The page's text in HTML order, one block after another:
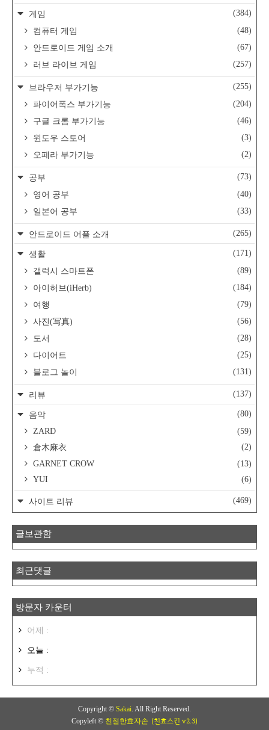
게임
(384)
컴퓨터 게임
(48)
안드로이드 게임 소개
(67)
러브 라이브 게임
(257)
브라우저 부가기능
(255)
파이어폭스 부가기능
(204)
구글 크롬 부가기능
(46)
윈도우 스토어
(3)
오페라 부가기능
(2)
공부
(73)
영어 공부
(40)
일본어 공부
(33)
안드로이드 어플 소개 (265)
생활
(171)
갤럭시 스마트폰
(89)
아이허브(iHerb)
(184)
여행
(79)
사진(写真)
(56)
도서
(28)
다이어트
(25)
블로그 놀이
(131)
리뷰 (137)
음악
(80)
ZARD
(59)
倉木麻衣
(2)
GARNET CROW
(13)
YUI
(6)
사이트 리뷰 (469)
글보관함
최근댓글
방문자 카운터
어제 :
오늘 :
누적 :
Copyright © Sakai. All Right Reserved.
Copyleft © 친절한효자손 (친효스킨 v2.3)